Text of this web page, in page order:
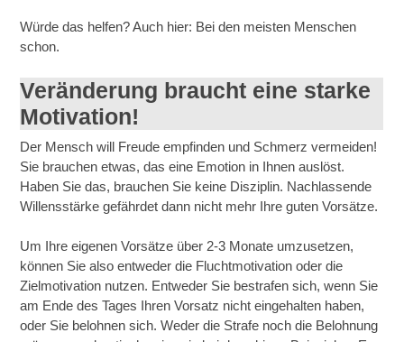
Würde das helfen? Auch hier: Bei den meisten Menschen
schon.
Veränderung braucht eine starke
Motivation!
Der Mensch will Freude empfinden und Schmerz vermeiden!
Sie brauchen etwas, das eine Emotion in Ihnen auslöst.
Haben Sie das, brauchen Sie keine Disziplin. Nachlassende
Willensstärke gefährdet dann nicht mehr Ihre guten Vorsätze.
Um Ihre eigenen Vorsätze über 2-3 Monate umzusetzen,
können Sie also entweder die Fluchtmotivation oder die
Zielmotivation nutzen. Entweder Sie bestrafen sich, wenn Sie
am Ende des Tages Ihren Vorsatz nicht eingehalten haben,
oder Sie belohnen sich. Weder die Strafe noch die Belohnung